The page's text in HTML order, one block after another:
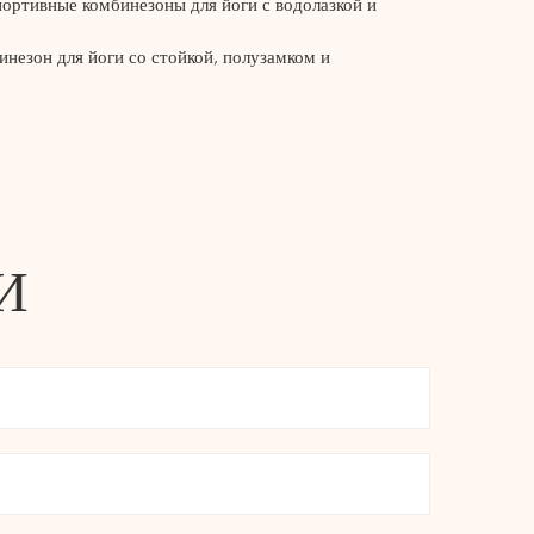
активному образу жизни, сохраняя при
и натирание, обеспечивая комфорт
комбинезоны для йоги с водолазкой и
для йоги со стойкой, полузамком и